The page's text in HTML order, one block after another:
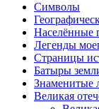
Символы
Населённые
Легенды
Страницы
Батыры
Знаменитые
Великая